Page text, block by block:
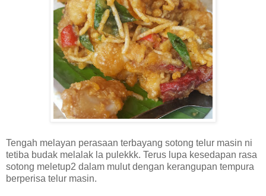
Tengah melayan perasaan terbayang sotong telur masin ni
tetiba budak melalak la pulekkk. Terus lupa kesedapan rasa
sotong meletup2 dalam mulut dengan kerangupan tempura
berperisa telur masin.